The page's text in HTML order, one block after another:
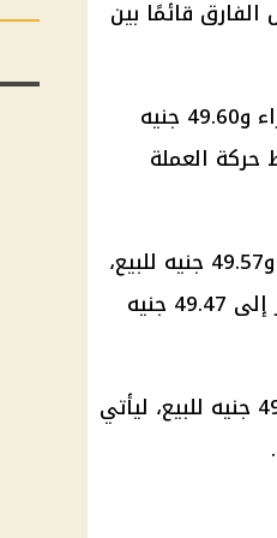
قائمًا بين
المصري 49.46 جنيه للشراء و49.60 جنيه
حركة العملة
49.47 جنيه للشراء و49.57 جنيه للبيع،
، حيث وصل السعر إلى 49.47 جنيه
49.37 جنيه للشراء و49.47 جنيه للبيع، ليأتي